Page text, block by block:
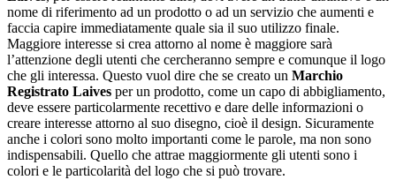
nome di riferimento ad un prodotto o ad un servizio che aumenti e
faccia capire immediatamente quale sia il suo utilizzo finale.
Maggiore interesse si crea attorno al nome è maggiore sarà
l’attenzione degli utenti che cercheranno sempre e comunque il logo
che gli interessa. Questo vuol dire che se creato un Marchio
Registrato Laives per un prodotto, come un capo di abbigliamento,
deve essere particolarmente recettivo e dare delle informazioni o
creare interesse attorno al suo disegno, cioè il design. Sicuramente
anche i colori sono molto importanti come le parole, ma non sono
indispensabili. Quello che attrae maggiormente gli utenti sono i
colori e le particolarità del logo che si può trovare.